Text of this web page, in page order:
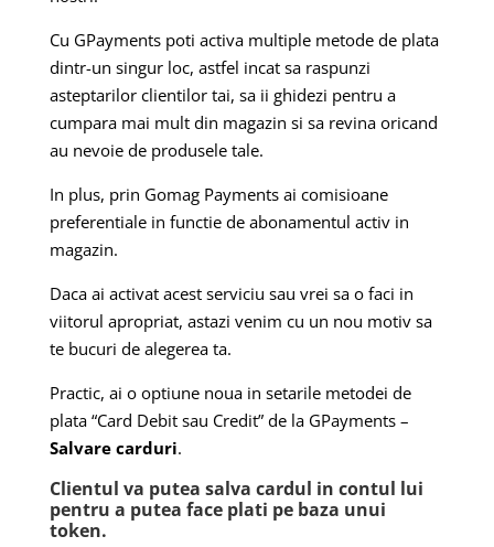
Cu GPayments poti activa multiple metode de plata
dintr-un singur loc, astfel incat sa raspunzi
asteptarilor clientilor tai, sa ii ghidezi pentru a
cumpara mai mult din magazin si sa revina oricand
au nevoie de produsele tale.
In plus, prin Gomag Payments ai comisioane
preferentiale in functie de abonamentul activ in
magazin.
Daca ai activat acest serviciu sau vrei sa o faci in
viitorul apropriat, astazi venim cu un nou motiv sa
te bucuri de alegerea ta.
Practic, ai o optiune noua in setarile metodei de
plata “Card Debit sau Credit” de la GPayments –
Salvare carduri.
Clientul va putea salva cardul in contul lui
pentru a putea face plati pe baza unui
token.